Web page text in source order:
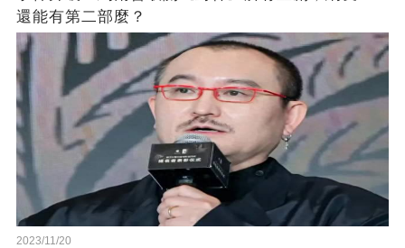
還能有第二部麼？
2023/11/20